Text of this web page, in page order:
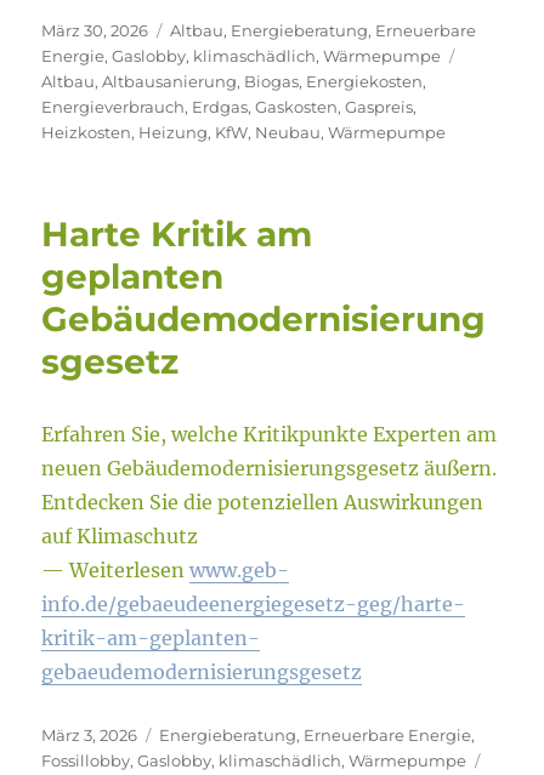
Veröffentlicht
am
März 30, 2026 Kategorien
Altbau, Energieberatung, Erneuerbare
Energie,Gaslobby, klimaschädlich,Wärmepumpe
Altbau,Altbausanierung, Biogas, Energiekosten,
Energieverbrauch, Erdgas,Gaskosten,Gaspreis,
Heizkosten, Heizung, KfW, Neubau,Wärmepumpe
Harte Kritik am
geplanten
Gebäudemodernisierung
sgesetz
Erfahren Sie, welche Kritikpunkte Experten am
neuen Gebäudemodernisierungsgesetz äußern.
Entdecken Sie die potenziellen Auswirkungen
auf Klimaschutz
— Weiterlesenwww.geb-
info.de/gebaeudeenergiegesetz-geg/harte-
kritik-am-geplanten-
gebaeudemodernisierungsgesetz
Veröffentlicht
am
März 3, 2026 Kategorien
Energieberatung, Erneuerbare Energie,
Fossillobby,Gaslobby, klimaschädlich,Wärmepumpe